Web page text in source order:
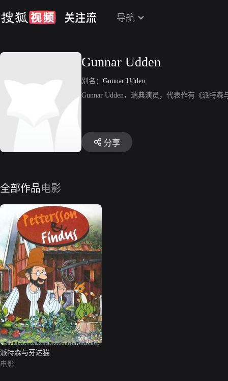
导航
Gunnar Udden
别名： Gunnar Udden
Gunnar Udden，瑞典演员，代表作有《派特
分享
全部作品电影
派特森与芬达猫
电影